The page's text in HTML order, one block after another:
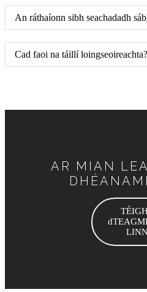
An ráthaíonn sibh seachadadh
Cad faoi na táillí loingseoireachta?
AR MIAN